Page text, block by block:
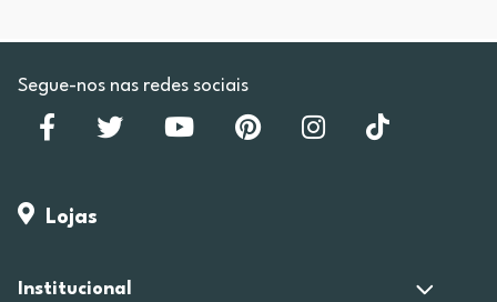
Segue-nos nas redes sociais
Lojas
Institucional